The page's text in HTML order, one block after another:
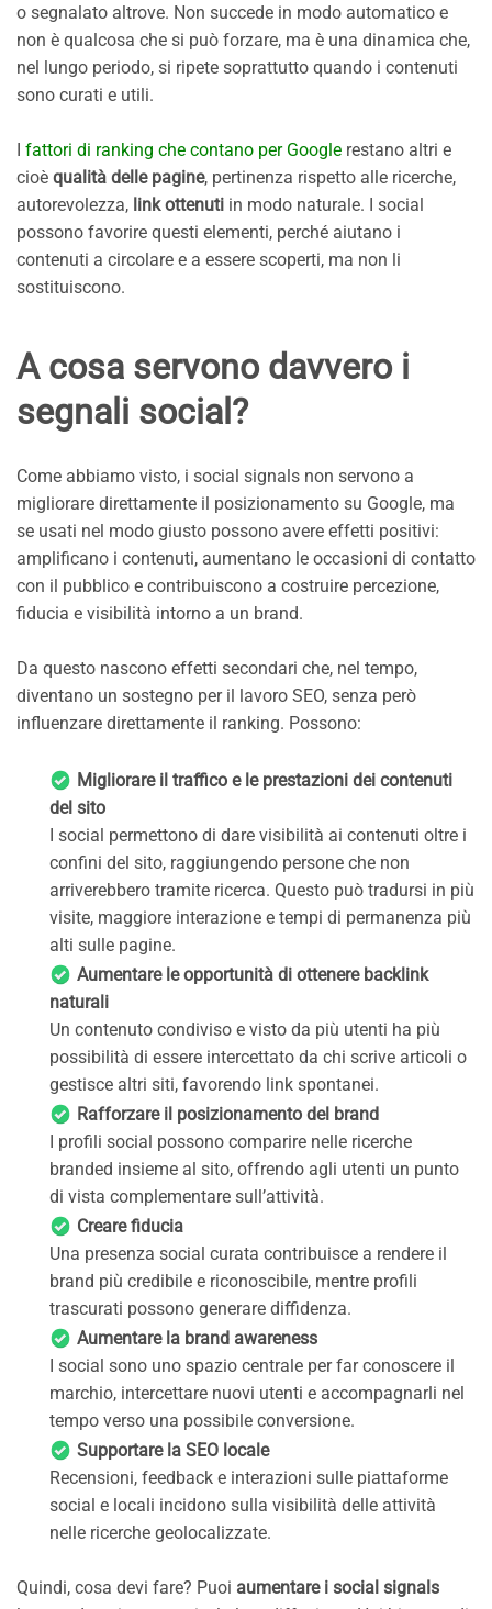
o segnalato altrove. Non succede in modo automatico e
non è qualcosa che si può forzare, ma è una dinamica che,
nel lungo periodo, si ripete soprattutto quando i contenuti
sono curati e utili.
I fattori di ranking che contano per Google restano altri e
cioè qualità delle pagine, pertinenza rispetto alle ricerche,
autorevolezza, link ottenuti in modo naturale. I social
possono favorire questi elementi, perché aiutano i
contenuti a circolare e a essere scoperti, ma non li
sostituiscono.
A cosa servono davvero i
segnali social?
Come abbiamo visto, i social signals non servono a
migliorare direttamente il posizionamento su Google, ma
se usati nel modo giusto possono avere effetti positivi:
amplificano i contenuti, aumentano le occasioni di contatto
con il pubblico e contribuiscono a costruire percezione,
fiducia e visibilità intorno a un brand.
Da questo nascono effetti secondari che, nel tempo,
diventano un sostegno per il lavoro SEO, senza però
influenzare direttamente il ranking. Possono:
Migliorare il traffico e le prestazioni dei contenuti
del sito
I social permettono di dare visibilità ai contenuti oltre i
confini del sito, raggiungendo persone che non
arriverebbero tramite ricerca. Questo può tradursi in più
visite, maggiore interazione e tempi di permanenza più
alti sulle pagine.
Aumentare le opportunità di ottenere backlink
naturali
Un contenuto condiviso e visto da più utenti ha più
possibilità di essere intercettato da chi scrive articoli o
gestisce altri siti, favorendo link spontanei.
Rafforzare il posizionamento del brand
I profili social possono comparire nelle ricerche
branded insieme al sito, offrendo agli utenti un punto
di vista complementare sull’attività.
Creare fiducia
Una presenza social curata contribuisce a rendere il
brand più credibile e riconoscibile, mentre profili
trascurati possono generare diffidenza.
Aumentare la brand awareness
I social sono uno spazio centrale per far conoscere il
marchio, intercettare nuovi utenti e accompagnarli nel
tempo verso una possibile conversione.
Supportare la SEO locale
Recensioni, feedback e interazioni sulle piattaforme
social e locali incidono sulla visibilità delle attività
nelle ricerche geolocalizzate.
Quindi, cosa devi fare? Puoi aumentare i social signals